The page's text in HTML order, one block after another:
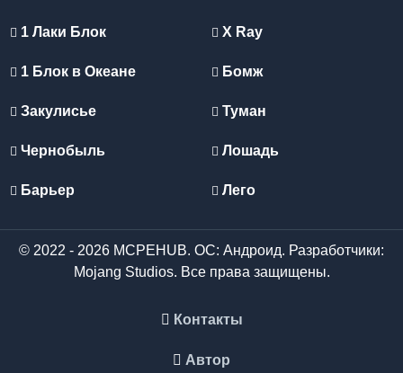
1 Лаки Блок
1 Блок в Океане
Закулисье
Чернобыль
Барьер
X Ray
Бомж
Туман
Лошадь
Лего
© 2022 - 2026 MCPEHUB. ОС: Андроид. Разработчики:
Mojang Studios. Все права защищены.
Контакты
Автор